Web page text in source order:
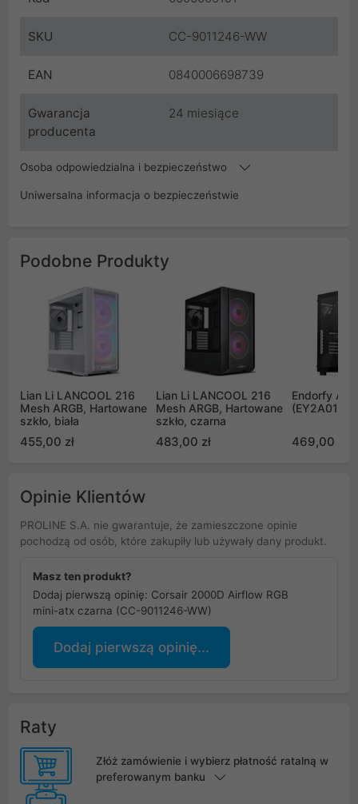
SKU CC-9011246-WW
EAN 0840006698739
Gwarancja
producenta
24 miesiące
Osoba odpowiedzialna i bezpieczeństwo
Uniwersalna informacja o bezpieczeństwie
Podobne Produkty
Lian Li LANCOOL 216
Mesh ARGB, Hartowane
szkło, biała
455,00 zł
Lian Li LANCOOL 216
Mesh ARGB, Hartowane
szkło, czarna
483,00 zł
Endorfy
(EY2A010)
469,00 zł
Opinie Klientów
PROLINE S.A. nie gwarantuje, że zamieszczone opinie
pochodzą od osób, które zakupiły lub używały dany produkt.
Masz ten produkt?
Dodaj pierwszą opinię: Corsair 2000D Airflow RGB
mini-atx czarna (CC-9011246-WW)
Dodaj pierwszą opinię...
Raty
Złóż zamówienie i wybierz płatność ratalną w
preferowanym banku